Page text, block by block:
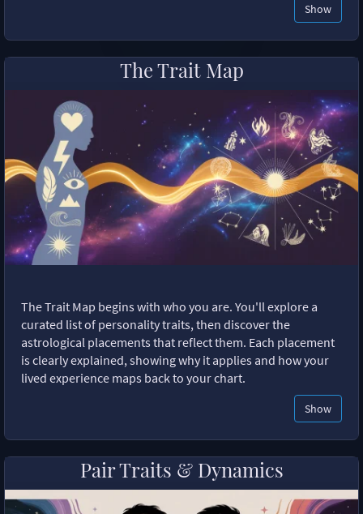
Show
The Trait Map
The Trait Map begins with who you are. You'll explore a
curated list of personality traits, then discover the
astrological placements that reflect them. Each placement
is clearly explained, showing why it applies and how your
lived experience maps back to your chart.
Show
Pair Traits & Dynamics